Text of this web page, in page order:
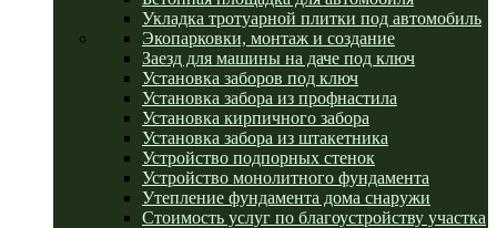
Укладка тротуарной плитки под автомобиль
Экопарковки, монтаж и создание
Заезд для машины на даче под ключ
Установка заборов под ключ
Установка забора из профнастила
Установка кирпичного забора
Установка забора из штакетника
Устройство подпорных стенок
Устройство монолитного фундамента
Утепление фундамента дома снаружи
Стоимость услуг по благоустройству участка